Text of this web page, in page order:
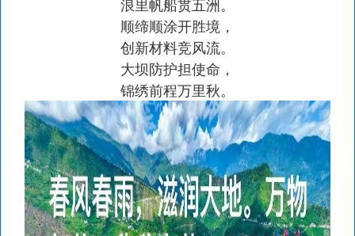
顺缔顺涂开胜境，
创新材料竞风流。
大坝防护担使命，
锦绣前程万里秋。